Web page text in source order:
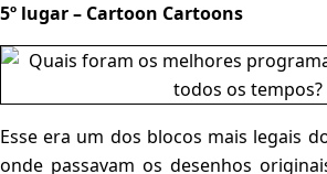
5º lugar – Cartoon Cartoons
Esse era um dos blocos mais legais
onde passavam os desenhos